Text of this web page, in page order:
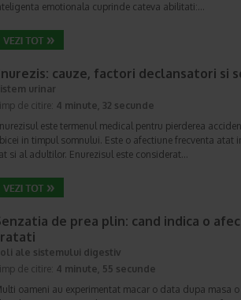
emotionala cuprinde cateva abilitati:…
cauze, factori declansatori si
urinar
de citire: 4 minute, 32 secunde
este termenul medical pentru pierderea
in timpul somnului. Este o afectiune frecventa atat
si al adultilor. Enurezisul este considerat…
de prea plin: cand indica o
ale sistemului digestiv
de citire: 4 minute, 55 secunde
oameni au experimentat macar o data dupa masa o